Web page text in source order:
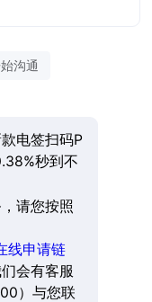
沟通
电签扫码P
秒到不
请您按照
线申请链
会有客服
）与您联